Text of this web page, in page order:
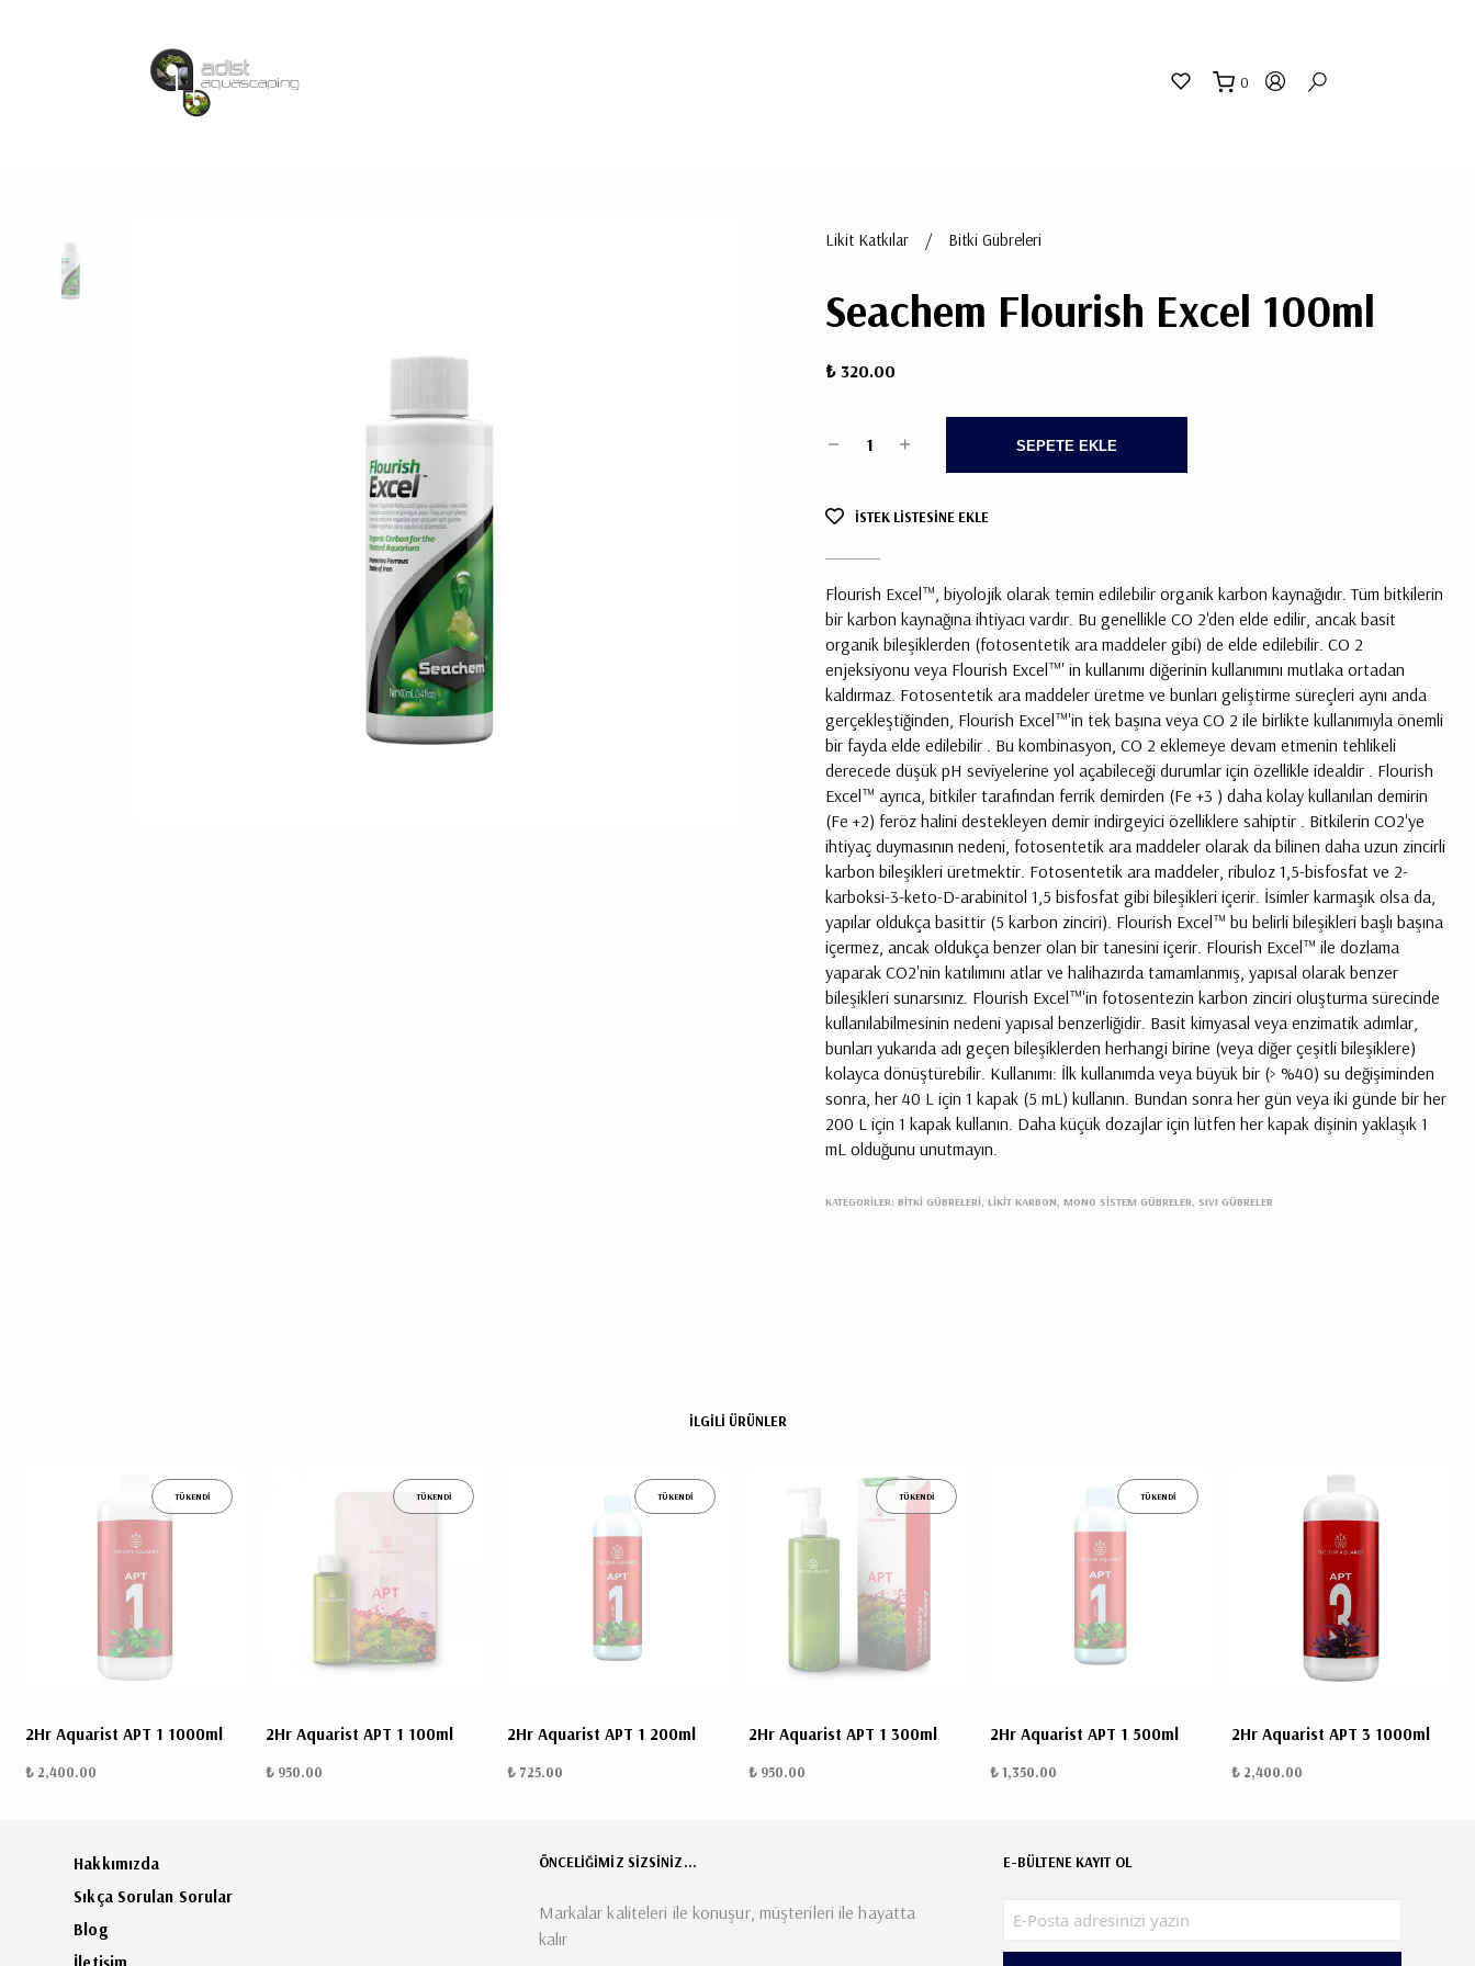
0
Kargo,
vergi
kupon
kodları
sonraki
aşamada
Likit Katkılar / Bitki Gübreleri
Seachem Flourish Excel 100ml
₺ 320.00
1 SEPETE EKLE
İSTEK LİSTESİNE EKLE
Flourish Excel™, biyolojik olarak temin edilebilir organik karbon kaynağıdır. Tüm bitkilerin
bir karbon kaynağına ihtiyacı vardır. Bu genellikle CO 2'den elde edilir, ancak basit
organik bileşiklerden (fotosentetik ara maddeler gibi) de elde edilebilir. CO 2
enjeksiyonu veya Flourish Excel™' in kullanımı diğerinin kullanımını mutlaka ortadan
kaldırmaz. Fotosentetik ara maddeler üretme ve bunları geliştirme süreçleri aynı anda
gerçekleştiğinden, Flourish Excel™'in tek başına veya CO 2 ile birlikte kullanımıyla önemli
bir fayda elde edilebilir . Bu kombinasyon, CO 2 eklemeye devam etmenin tehlikeli
derecede düşük pH seviyelerine yol açabileceği durumlar için özellikle idealdir . Flourish
Excel™ ayrıca, bitkiler tarafından ferrik demirden (Fe +3 ) daha kolay kullanılan demirin
(Fe +2) feröz halini destekleyen demir indirgeyici özelliklere sahiptir . Bitkilerin CO2'ye
ihtiyaç duymasının nedeni, fotosentetik ara maddeler olarak da bilinen daha uzun zincirli
karbon bileşikleri üretmektir. Fotosentetik ara maddeler, ribuloz 1,5-bisfosfat ve 2-
karboksi-3-keto-D-arabinitol 1,5 bisfosfat gibi bileşikleri içerir. İsimler karmaşık olsa da,
yapılar oldukça basittir (5 karbon zinciri). Flourish Excel™ bu belirli bileşikleri başlı başına
içermez, ancak oldukça benzer olan bir tanesini içerir. Flourish Excel™ ile dozlama
yaparak CO2'nin katılımını atlar ve halihazırda tamamlanmış, yapısal olarak benzer
bileşikleri sunarsınız. Flourish Excel™'in fotosentezin karbon zinciri oluşturma sürecinde
kullanılabilmesinin nedeni yapısal benzerliğidir. Basit kimyasal veya enzimatik adımlar,
bunları yukarıda adı geçen bileşiklerden herhangi birine (veya diğer çeşitli bileşiklere)
kolayca dönüştürebilir. Kullanımı: İlk kullanımda veya büyük bir (> %40) su değişiminden
sonra, her 40 L için 1 kapak (5 mL) kullanın. Bundan sonra her gün veya iki günde bir her
200 L için 1 kapak kullanın. Daha küçük dozajlar için lütfen her kapak dişinin yaklaşık 1
mL olduğunu unutmayın.
KATEGORİLER: BITKI GÜBRELERI, LIKIT KARBON, MONO SISTEM GÜBRELER, SIVI GÜBRELER
İLGİLİ ÜRÜNLER
TÜKENDİ
2Hr Aquarist APT 1 1000ml
₺ 2,400.00
TÜKENDİ
2Hr Aquarist APT 1 100ml
₺ 950.00
TÜKENDİ
2Hr Aquarist APT 1 200ml
₺ 725.00
TÜKENDİ
2Hr Aquarist APT 1 300ml
₺ 950.00
TÜKENDİ
2Hr Aquarist APT 1 500ml
₺ 1,350.00
2Hr Aquarist APT 3 1000ml
₺ 2,400.00
Hakkımızda
Sıkça Sorulan Sorular
Blog
ÖNCELİĞİMİZ SİZSİNİZ...
Markalar kaliteleri ile konuşur, müşterileri ile hayatta
kalır
E-BÜLTENE KAYIT OL